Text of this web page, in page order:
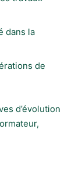
dans la
de
d’évolution